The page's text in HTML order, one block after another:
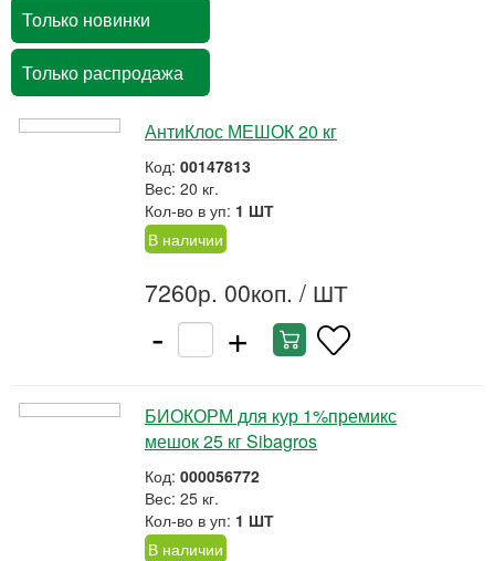
Только новинки
Только распродажа
АнтиКлос МЕШОК 20 кг
Код: 00147813
Вес: 20 кг.
Кол-во в уп: 1 ШТ
В наличии
7260р. 00коп. / ШТ
- +
БИОКОРМ для кур 1%премикс
мешок 25 кг Sibagros
Код: 000056772
Вес: 25 кг.
Кол-во в уп: 1 ШТ
В наличии